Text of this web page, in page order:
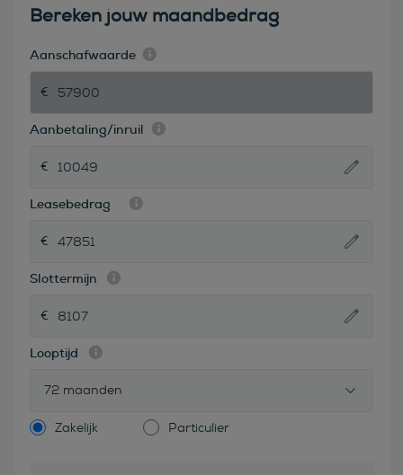
Bereken jouw maandbedrag
Aanschafwaarde
Aanbetaling/inruil
Leasebedrag
Slottermijn
Looptijd
72 maanden
Zakelijk Particulier